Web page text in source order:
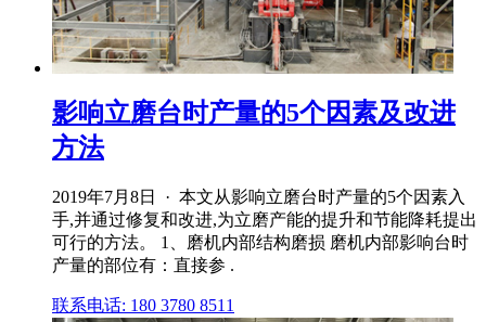
影响立磨台时产量的5个因素及改进
方法
2019年7月8日 · 本文从影响立磨台时产量的5个因素入
手,并通过修复和改进,为立磨产能的提升和节能降耗提出
可行的方法。 1、磨机内部结构磨损 磨机内部影响台时
产量的部位有：直接参 .
联系电话: 180 3780 8511